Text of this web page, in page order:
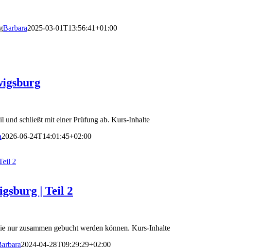
Barbara2025-03-01T13:56:41+01:00
und schließt mit einer Prüfung ab. Kurs-Inhalte
2026-06-24T14:01:45+02:00
2
| Teil 2
nur zusammen gebucht werden können. Kurs-Inhalte
2024-04-28T09:29:29+02:00